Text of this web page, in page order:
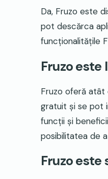
Da, Fruzo este
pot descărca
funcționalitățile
Fruzo este
Fruzo oferă atât
gratuit și se pot
funcții și
posibilitatea de
Fruzo este